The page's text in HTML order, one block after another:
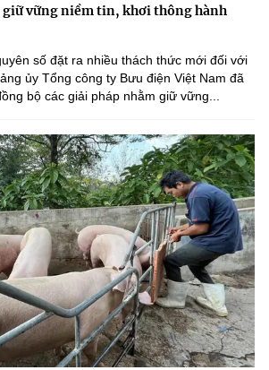
giữ vững niềm tin, khơi thông hành
số đặt ra nhiều thách thức mới đối với
ủy Tổng công ty Bưu điện Việt Nam đã
bộ các giải pháp nhằm giữ vững...